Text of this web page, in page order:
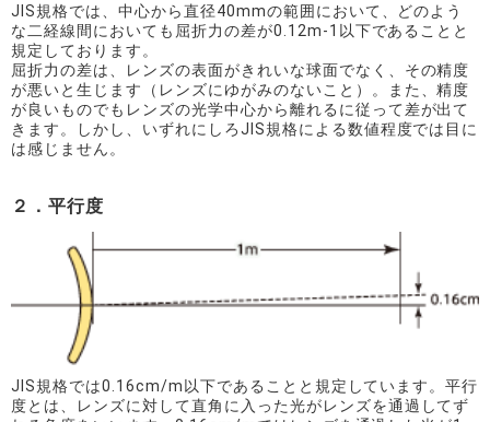
JIS規格では、中心から直径40mmの範囲において、どのよう
な二経線間においても屈折力の差が0.12m-1以下であることと
規定しております。
屈折力の差は、レンズの表面がきれいな球面でなく、その精度
が悪いと生じます（レンズにゆがみのないこと）。また、精度
が良いものでもレンズの光学中心から離れるに従って差が出て
きます。しかし、いずれにしろJIS規格による数値程度では目に
は感じません。
２．平行度
JIS規格では0.16cm/m以下であることと規定しています。平行
度とは、レンズに対して直角に入った光がレンズを通過してず